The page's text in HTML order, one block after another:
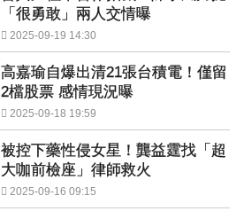
「很勇敢」兩人交情曝
2025-09-19 14:30
高嘉瑜自爆出清21張台積電！僅留
2檔股票 感情現況曝
2025-09-18 19:59
被控下藥性侵女星！龔益霆找「超
大咖前檢座」律師救火
2025-09-16 09:15